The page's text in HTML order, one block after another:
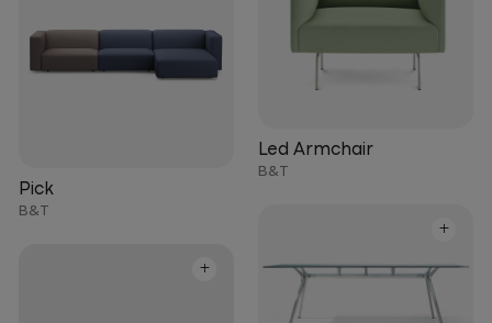
Led Armchair
B&T
Pick
B&T
+
+